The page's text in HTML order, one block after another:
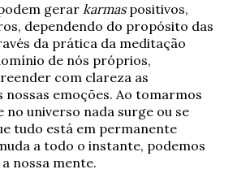
gerarkarmaspositivos,
dependendo do propósito das
da prática da meditação
de nós próprios,
com clareza as
nossas emoções. Ao tomarmos
no universo nada surge ou se
tudo está em permanente
a todo o instante, podemos
nossa mente.